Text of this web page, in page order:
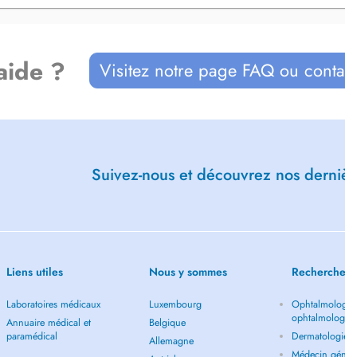
? Visitez notre page FAQ ou
Suivez-nous et découvrez nos
Liens utiles
Laboratoires médicaux
Annuaire médical et
paramédical
Nous y sommes
Luxembourg
Belgique
Allemagne